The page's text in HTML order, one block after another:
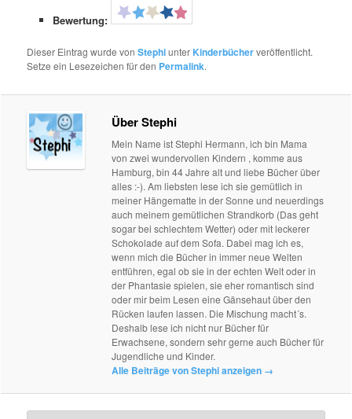
Bewertung:
Dieser Eintrag wurde vonStephiunter Kinderbücherveröffentlicht.
Setze ein Lesezeichen für den Permalink.
Über Stephi
Mein Name ist Stephi Hermann, ich bin Mama
von zwei wundervollen Kindern , komme aus
Hamburg, bin 44 Jahre alt und liebe Bücher über
alles :-). Am liebsten lese ich sie gemütlich in
meiner Hängematte in der Sonne und neuerdings
auch meinem gemütlichen Strandkorb (Das geht
sogar bei schlechtem Wetter) oder mit leckerer
Schokolade auf dem Sofa. Dabei mag ich es,
wenn mich die Bücher in immer neue Welten
entführen, egal ob sie in der echten Welt oder in
der Phantasie spielen, sie eher romantisch sind
oder mir beim Lesen eine Gänsehaut über den
Rücken laufen lassen. Die Mischung macht´s.
Deshalb lese ich nicht nur Bücher für
Erwachsene, sondern sehr gerne auch Bücher für
Jugendliche und Kinder.
Alle Beiträge von Stephi anzeigen →